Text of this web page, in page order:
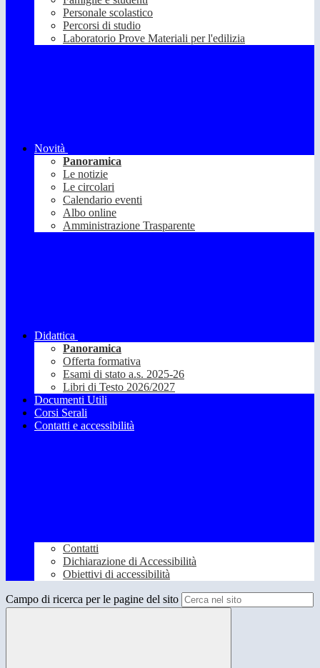
Personale scolastico
Percorsi di studio
Laboratorio Prove Materiali per l'edilizia
Novità
Panoramica
Le notizie
Le circolari
Calendario eventi
Albo online
Amministrazione Trasparente
Didattica
Panoramica
Offerta formativa
Esami di stato a.s. 2025-26
Libri di Testo 2026/2027
Documenti Utili
Corsi Serali
Contatti e accessibilità
Contatti
Dichiarazione di Accessibilità
Obiettivi di accessibilità
Campo di ricerca per le pagine del sito